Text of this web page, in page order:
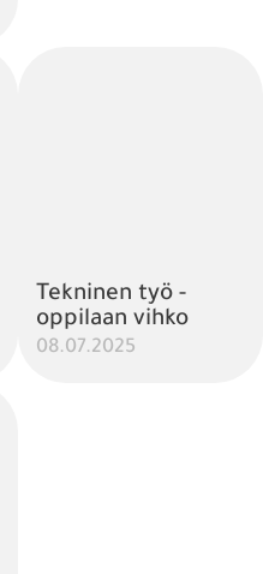
Tekninen työ -
oppilaan vihko
08.07.2025